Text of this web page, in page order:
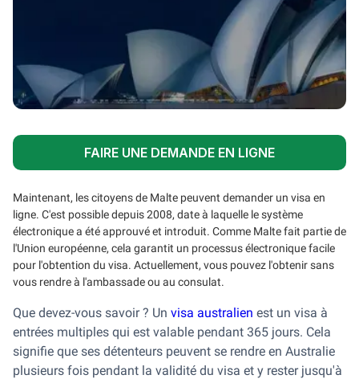
FAIRE UNE DEMANDE EN LIGNE
Maintenant, les citoyens de Malte peuvent demander un visa en
ligne. C'est possible depuis 2008, date à laquelle le système
électronique a été approuvé et introduit. Comme Malte fait partie de
l'Union européenne, cela garantit un processus électronique facile
pour l'obtention du visa. Actuellement, vous pouvez l'obtenir sans
vous rendre à l'ambassade ou au consulat.
Que devez-vous savoir ? Un visa australien est un visa à
entrées multiples qui est valable pendant 365 jours. Cela
signifie que ses détenteurs peuvent se rendre en Australie
plusieurs fois pendant la validité du visa et y rester jusqu'à